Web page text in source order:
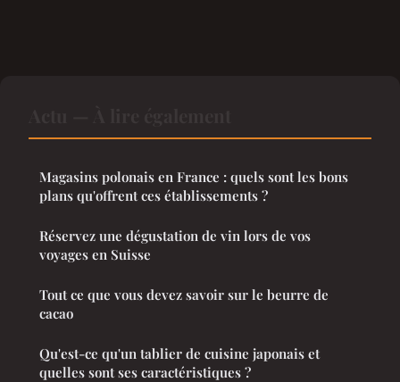
Magasins polonais en France : quels sont les bons
plans qu'offrent ces établissements ?
Réservez une dégustation de vin lors de vos
voyages en Suisse
Tout ce que vous devez savoir sur le beurre de
cacao
Qu'est-ce qu'un tablier de cuisine japonais et
quelles sont ses caractéristiques ?